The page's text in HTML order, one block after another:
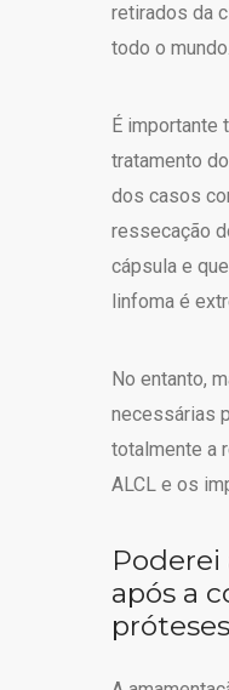
retirados da
todo o mundo.
É importante
tratamento
dos casos
ressecação
cápsula e
linfoma é
No entanto,
necessárias
totalmente a
ALCL e os
após a